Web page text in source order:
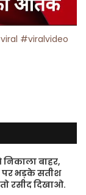
#viralvideo
बाहर,
पर भड़के सतीश
रसीद दिखाओ.